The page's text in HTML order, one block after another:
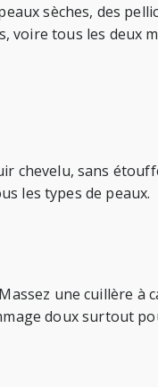
sèches, des
voire tous les deux
chevelu, sans
les types de peaux.
une cuillère à
doux surtout